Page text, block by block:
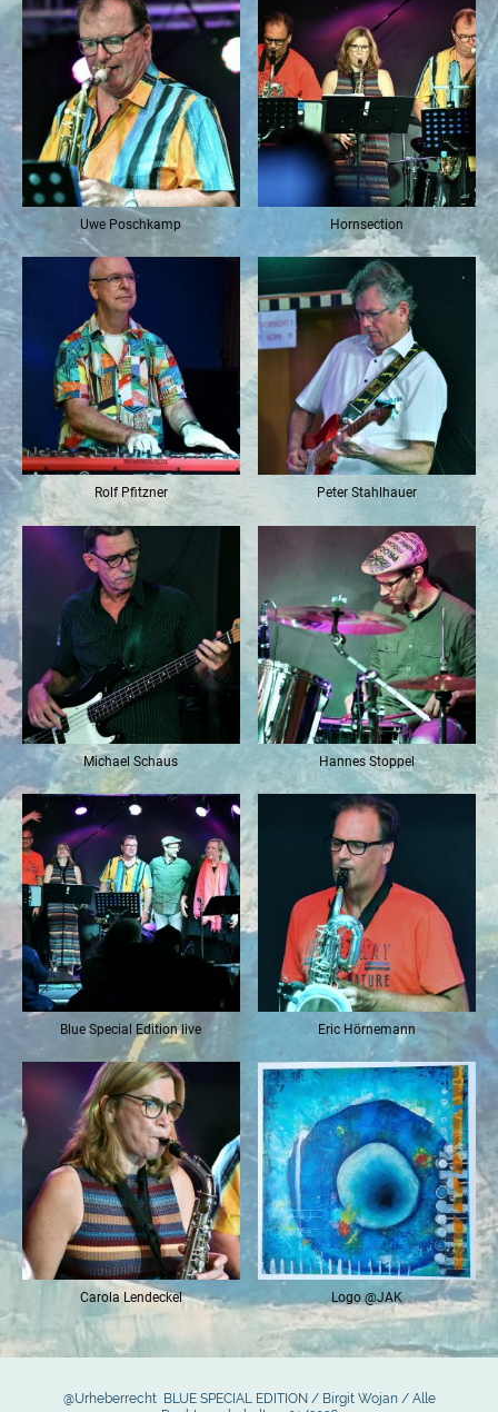
Uwe Poschkamp Hornsection
Rolf Pfitzner Peter Stahlhauer
Michael Schaus Hannes Stoppel
Blue Special Edition live Eric Hörnemann
Carola Lendeckel Logo @JAK
@Urheberrecht BLUE SPECIAL EDITION / Birgit Wojan / Alle